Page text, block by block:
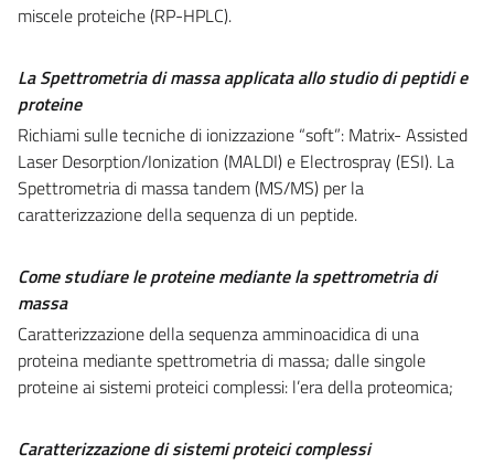
miscele proteiche (RP-HPLC).
La Spettrometria di massa applicata allo studio di peptidi e
proteine
Richiami sulle tecniche di ionizzazione “soft”: Matrix- Assisted
Laser Desorption/Ionization (MALDI) e Electrospray (ESI). La
Spettrometria di massa tandem (MS/MS) per la
caratterizzazione della sequenza di un peptide.
Come studiare le proteine mediante la spettrometria di
massa
Caratterizzazione della sequenza amminoacidica di una
proteina mediante spettrometria di massa; dalle singole
proteine ai sistemi proteici complessi: l’era della proteomica;
Caratterizzazione di sistemi proteici complessi